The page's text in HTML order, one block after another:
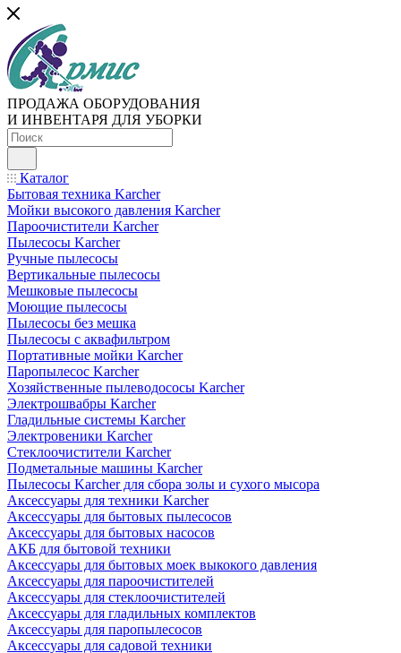
ПРОДАЖА ОБОРУДОВАНИЯ
И ИНВЕНТАРЯ ДЛЯ УБОРКИ
Каталог
Бытовая техника Karcher
Мойки высокого давления Karcher
Пароочистители Karcher
Пылесосы Karcher
Ручные пылесосы
Вертикальные пылесосы
Мешковые пылесосы
Моющие пылесосы
Пылесосы без мешка
Пылесосы с аквафильтром
Портативные мойки Karcher
Паропылесос Karcher
Хозяйственные пылеводососы Karcher
Электрошвабры Karcher
Гладильные системы Karcher
Электровеники Karcher
Стеклоочистители Karcher
Подметальные машины Karcher
Пылесосы Karcher для сбора золы и сухого мысора
Аксессуары для техники Karcher
Аксессуары для бытовых пылесосов
Аксессуары для бытовых насосов
АКБ для бытовой техники
Аксессуары для бытовых моек выкокого давления
Аксессуары для пароочистителей
Аксессуары для стеклоочистителей
Аксессуары для гладильных комплектов
Аксессуары для паропылесосов
Аксессуары для садовой техники